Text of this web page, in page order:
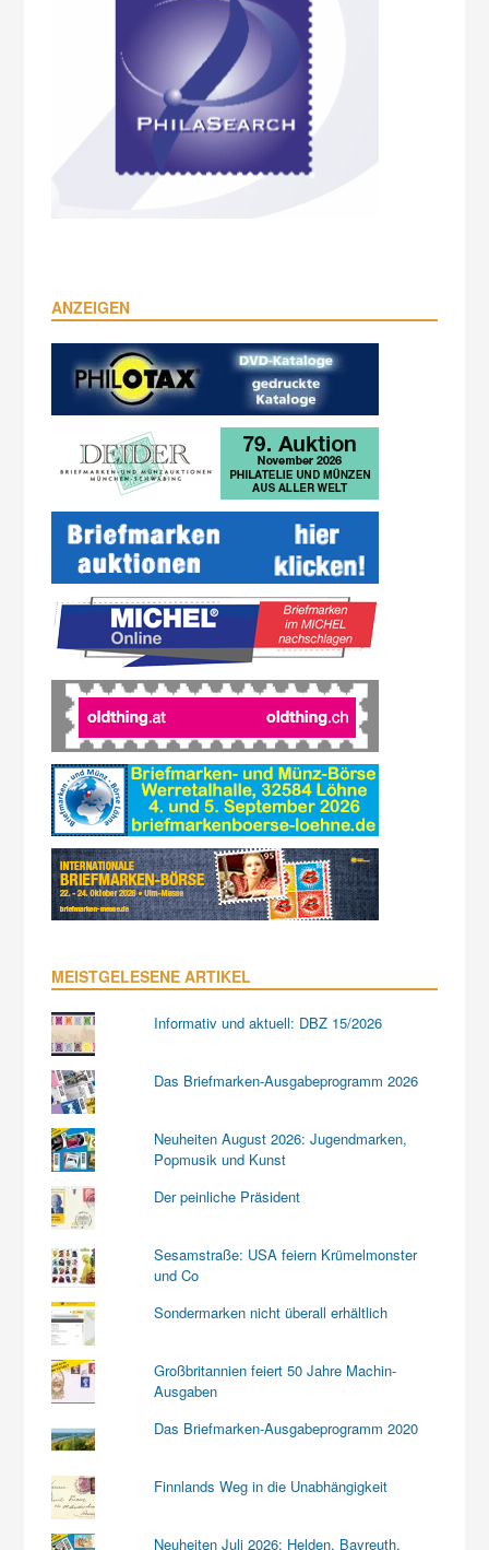
ANZEIGEN
MEISTGELESENE ARTIKEL
Informativ und aktuell: DBZ 15/2026
Das Briefmarken-Ausgabeprogramm 2026
Neuheiten August 2026: Jugendmarken,
Popmusik und Kunst
Der peinliche Präsident
Sesamstraße: USA feiern Krümelmonster
und Co
Sondermarken nicht überall erhältlich
Großbritannien feiert 50 Jahre Machin-
Ausgaben
Das Briefmarken-Ausgabeprogramm 2020
Finnlands Weg in die Unabhängigkeit
Neuheiten Juli 2026: Helden, Bayreuth,